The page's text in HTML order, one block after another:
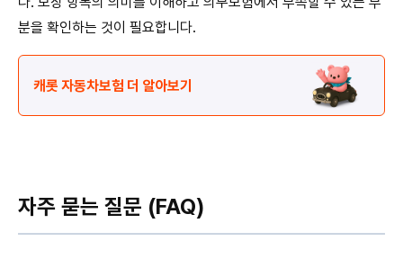
분을 확인하는 것이 필요합니다.
캐롯 자동차보험 더 알아보기
자주 묻는 질문 (FAQ)